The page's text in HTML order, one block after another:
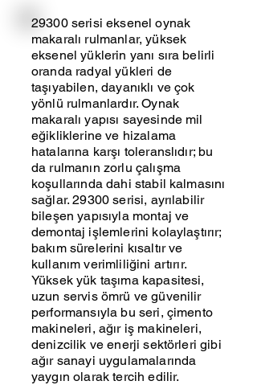
29300 serisi eksenel oynak
makaralı rulmanlar, yüksek
eksenel yüklerin yanı sıra belirli
oranda radyal yükleri de
taşıyabilen, dayanıklı ve çok
yönlü rulmanlardır. Oynak
makaralı yapısı sayesinde mil
eğikliklerine ve hizalama
hatalarına karşı toleranslıdır; bu
da rulmanın zorlu çalışma
koşullarında dahi stabil kalmasını
sağlar. 29300 serisi, ayrılabilir
bileşen yapısıyla montaj ve
demontaj işlemlerini kolaylaştırır;
bakım sürelerini kısaltır ve
kullanım verimliliğini artırır.
Yüksek yük taşıma kapasitesi,
uzun servis ömrü ve güvenilir
performansıyla bu seri, çimento
makineleri, ağır iş makineleri,
denizcilik ve enerji sektörleri gibi
ağır sanayi uygulamalarında
yaygın olarak tercih edilir.